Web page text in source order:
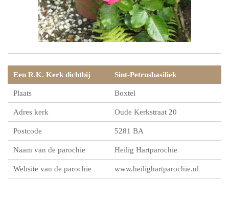
Een R.K. Kerk dichtbij Sint-Petrusbasiliek
Plaats Boxtel
Adres kerk Oude Kerkstraat 20
Postcode 5281 BA
Naam van de parochie Heilig Hartparochie
Website van de parochie www.heilighartparochie.nl